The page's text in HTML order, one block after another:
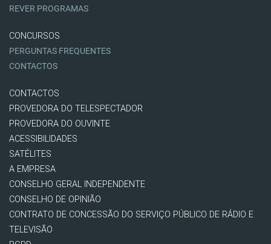
REVER PROGRAMAS
CONCURSOS
PERGUNTAS FREQUENTES
CONTACTOS
CONTACTOS
PROVEDORA DO TELESPECTADOR
PROVEDORA DO OUVINTE
ACESSIBILIDADES
SATÉLITES
A EMPRESA
CONSELHO GERAL INDEPENDENTE
CONSELHO DE OPINIÃO
CONTRATO DE CONCESSÃO DO SERVIÇO PÚBLICO DE RÁDIO E
TELEVISÃO